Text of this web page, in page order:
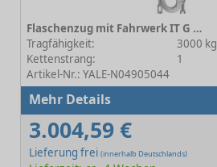
Flaschenzug mit Fahrwerk IT G ATEX 3000 A Haspelfahrwerk
Tragfähigkeit:
3000 kg
Kettenstrang:
1
Artikel-Nr.: YALE-N04905044
Mehr Details
3.004,59 €
Lieferung frei (innerhalb Deutschlands)